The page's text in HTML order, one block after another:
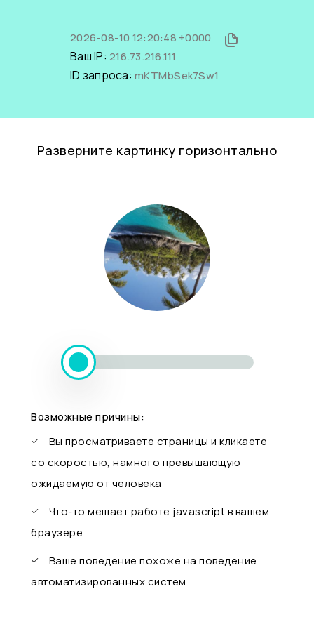
2026-08-10 12:20:48 +0000
Ваш IP: 216.73.216.111
ID запроса: mKTMbSek7Sw1
Разверните картинку горизонтально
Возможные причины:
Вы просматриваете страницы и кликаете
со скоростью, намного превышающую
ожидаемую от человека
Что-то мешает работе javascript в вашем
браузере
Ваше поведение похоже на поведение
автоматизированных систем